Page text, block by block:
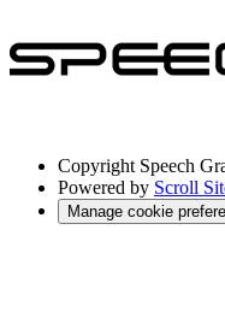
Copyright Speech
Powered by Scroll
Manage cookie